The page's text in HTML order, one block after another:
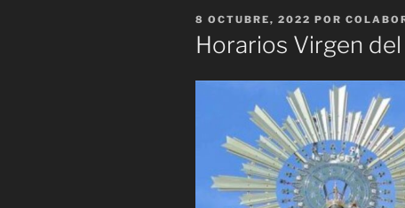
PUBLICADO
EL
8 OCTUBRE, 2022 POR
Horarios Virgen